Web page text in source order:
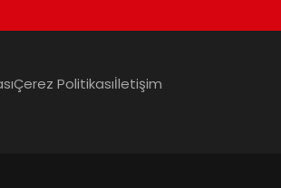
Çerez Politikasıİletişim